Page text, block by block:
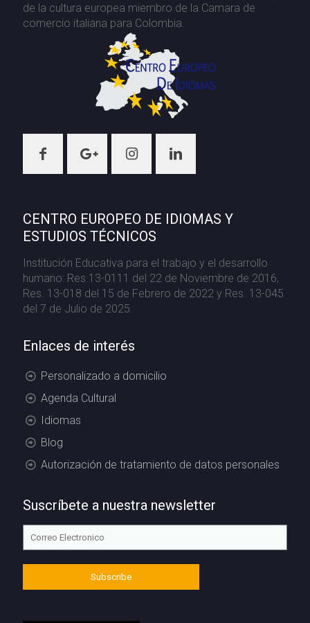
de la cultura europea miembro de la Camara de
comercio italiana para Colombia.
CENTRO EUROPEO DE IDIOMAS Y
ESTUDIOS TÉCNICOS
Institución Educativa para el trabajo y el desarrollo
humano: Res.13-0111 del 22 de Noviembre de 2016,
Res. 13-018 del 15 de Febrero de 2022 y Res. 13-045
del 7 de Julio de 2025.
Enlaces de interés
Personalizado a domicilio
Agenda Cultural
Idiomas
Blog
Autorización de tratamiento de datos personales
Suscríbete a nuestra newsletter